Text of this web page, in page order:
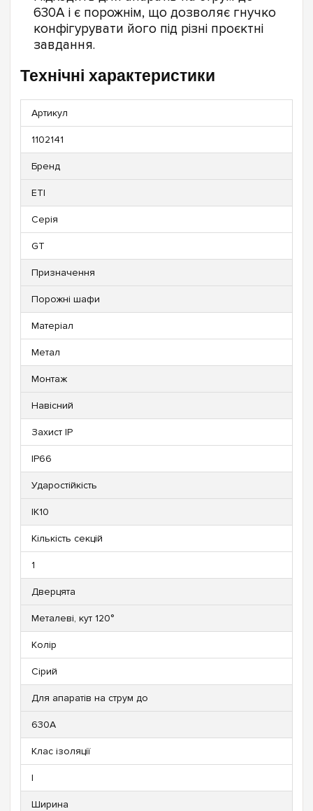
630А і є порожнім, що дозволяє гнучко
конфігурувати його під різні проєктні
завдання.
Технічні характеристики
Артикул
1102141
Бренд
ETI
Серія
GT
Призначення
Порожні шафи
Матеріал
Метал
Монтаж
Навісний
Захист IP
IP66
Ударостійкість
IK10
Кількість секцій
1
Дверцята
Металеві, кут 120°
Колір
Сірий
Для апаратів на струм до
630А
Клас ізоляції
I
Ширина